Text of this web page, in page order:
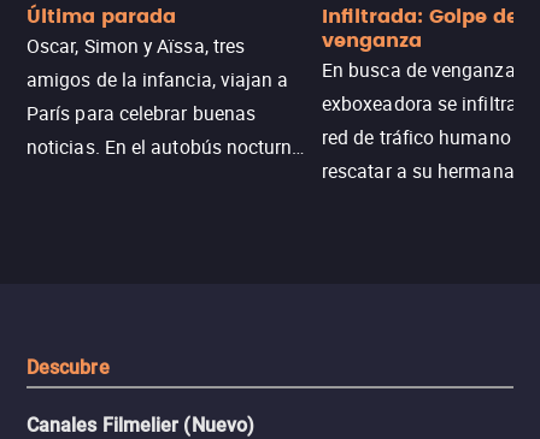
Última parada
Oscar, Simon y Aïssa, tres
amigos de la infancia, viajan a
París para celebrar buenas
noticias. En el autobús nocturno
Infiltrada: Golpe de
venganza
En busca de venganza,
exboxeadora se infiltra
red de tráfico humano
rescatar a su hermana
Descubre
Canales Filmelier (Nuevo)